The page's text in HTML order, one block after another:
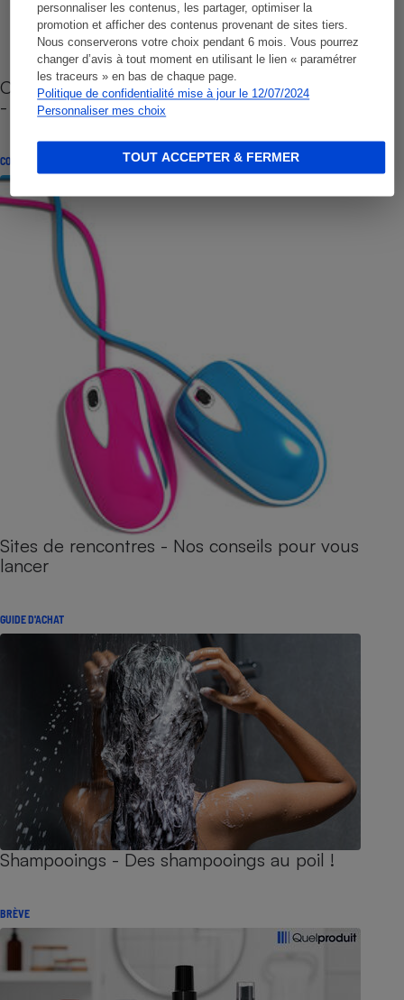
personnaliser les contenus, les partager, optimiser la
promotion et afficher des contenus provenant de sites tiers.
Nous conserverons votre choix pendant 6 mois. Vous pourrez
changer d’avis à tout moment en utilisant le lien « paramétrer
les traceurs » en bas de chaque page.
Politique de confidentialité mise à jour le 12/07/2024
Personnaliser mes choix
TOUT ACCEPTER & FERMER
Cafetière à capsules zéro déchet CoffeeB (vidéo)
- Premières impressions
CONSEILS
Sites de rencontres - Nos conseils pour vous
lancer
GUIDE D'ACHAT
Shampooings - Des shampooings au poil !
BRÈVE